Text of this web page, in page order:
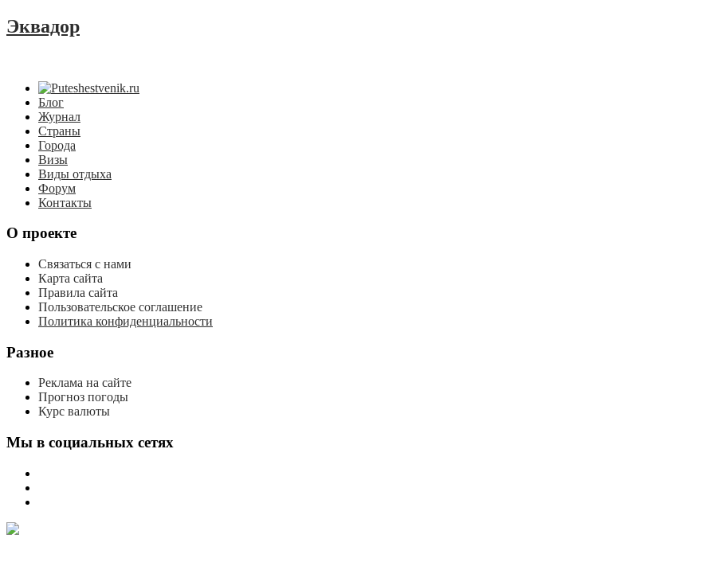
Эквадор
Блог
Журнал
Страны
Города
Визы
Виды отдыха
Форум
Контакты
О проекте
Связаться с нами
Карта сайта
Правила сайта
Пользовательское соглашение
Политика конфиденциальности
Разное
Реклама на сайте
Прогноз погоды
Курс валюты
Мы в социальных сетях